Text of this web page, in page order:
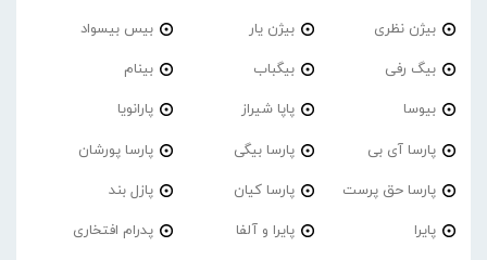
بیژن نظری بیژن یار بیس بیسواد
بیگ رفی بیگباب بینام
بیوسا پاپا شیراز پارانویا
پارسا آی بی پارسا بیگی پارسا پورشان
پارسا حق پرست پارسا کیان پازل بند
پایرا پایرا و آلفا پدرام افتخاری